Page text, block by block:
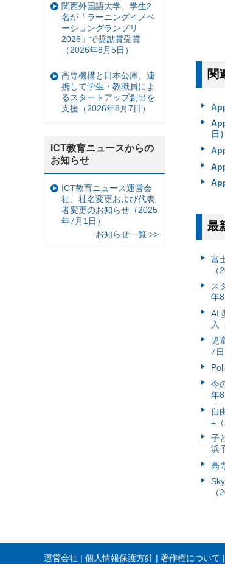
関
日）
最
富
（
ス
年8
AI
入
児
7日
今
年8
自
=
子
浜
高
（
関西外国語大学、学生2
名が「ラーニングイノベ
ーショングランプリ
2026」で奨励賞受賞
（2026年8月5日）
高専機構と日本公庫、連
携して学生・教職員によ
るスタートアップ創出を
支援（2026年8月7日）
ICT教育ニュースからの
お知らせ
ICT教育ニュース運営会
社、社名変更および代表
者変更のお知らせ（2025
年7月1日）
お知らせ一覧 >>
運営会社 個人情報保護方針 著作権について